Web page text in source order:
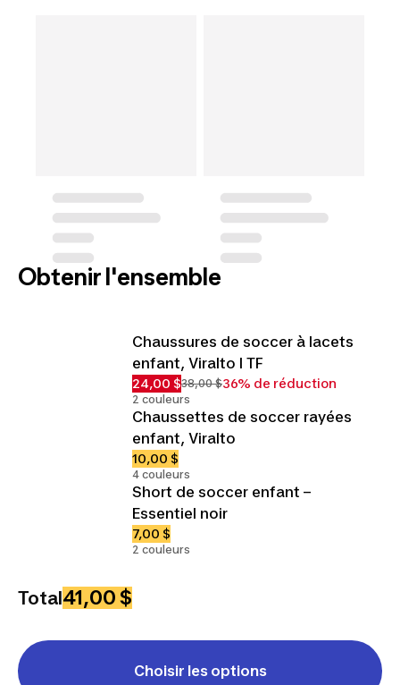
Obtenir l'ensemble
Chaussures de soccer à lacets
enfant, Viralto I TF
24,00 $38,00 $36% de réduction
2 couleurs
Chaussettes de soccer rayées
enfant, Viralto
10,00 $
4 couleurs
Short de soccer enfant –
Essentiel noir
7,00 $
2 couleurs
Total41,00 $
Choisir les options